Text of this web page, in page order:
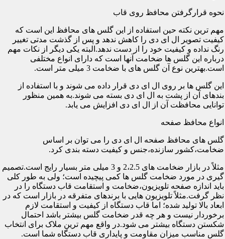
نحوه قرارگرفتن محافظ روی قاب
مهم ترین نکته حین استفاده از این گلس های محافظ این است که
کیفیت تصویر ال ای دی را کاهش ندهد و پس از گذشت مدتی تغییر
رنگ نداده و کیفیت خود را از دست ندهد.البته یکی دیگر از نکات مهم
درباره این گلس ها ضخامت آنها است که دارای انواع مختلفی
است.بهترین نوع آن گلس های با ضخامت 3 میلی متر است.
این گلس ها بر روی ال ای دی قرار داده می شوند و با استفاده از
بندهای آن از پشت به ال ای دی بسته می شوند.به همین منظور
توانایی محافظت آن از ال ای دی افزایش می یابد.
انواع محافظ صفحه
گلس های محافظ صفحه ال ای دی را می توان بر اساس
ضخامت،کشور سازنده،جنس و کیفیت دسته بندی کرد.
مثلاً در بازار ضخامت های 2،2.5 و 3 میلی متر بسیار رایج است.تصمیم
گیری در مورد ضخامت گلس ها کمی پیچیده است؛ ولی به طور کلی
باید اندازه صفحه تلویزیون،ضخامت و استقامت قاب دستگاه را در
نظر گرفت.مثلاً تلویزیون هایی با برندهای متفرقه در بازار است که در
ابعاد بالا تولید شده؛ اما قاب دستگاه از کیفیت و استقامت لازم
برخوردار نیست و هر چه قدر ضخامت گلس بیشتر باشد احتمال
شکستن دستگاه بیشتر می شود.در واقع مهم ترین ملاک برای انتخاب
گلس مناسب میزان مقاومت و پایداری قاب دستگاه شما است.